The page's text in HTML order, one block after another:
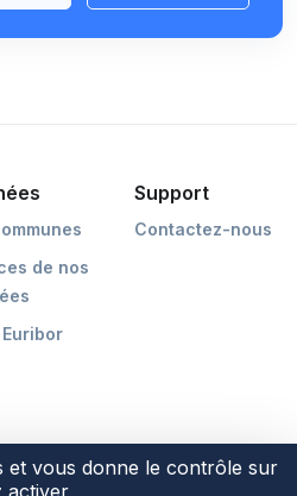
de nos
Support
Contactez-nous
et vous donne le contrôle sur
activer